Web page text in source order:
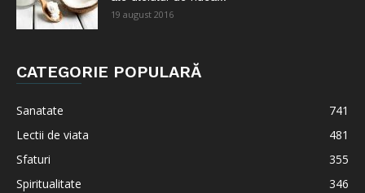
19 august 2016
CATEGORIE POPULARĂ
Sanatate
741
Lectii de viata
481
Sfaturi
355
Spiritualitate
346